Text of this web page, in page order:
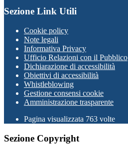
Sezione Link Utili
Cookie policy
Note legali
Informativa Privacy
Ufficio Relazioni con il Pubblico
Dichiarazione di accessibilità
Obiettivi di accessibilità
Whistleblowing
Gestione consensi cookie
Amministrazione trasparente
Pagina visualizzata 763 volte
Sezione Copyright